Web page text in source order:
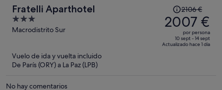
Fratelli Aparthotel
3
out
Macrodistrito Sur
precio
era
2106 €,
2106 €
2007 €
por persona
10 sept - 14 sept
Actualizado hace 1 día
Vuelo de ida y vuelta incluido
De París (ORY) a La Paz (LPB)
No hay comentarios